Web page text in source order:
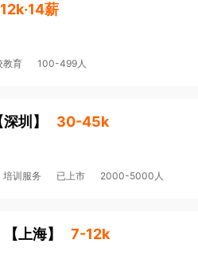
薪
教育 100-499人
深圳 】 30-45k
培训服务 已上市 2000-5000人
【 上海】 7-12k